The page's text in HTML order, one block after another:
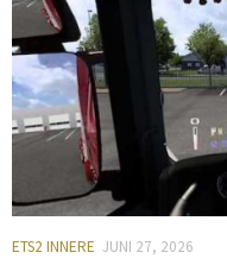
ETS2 INNERE JUNI 27, 2026